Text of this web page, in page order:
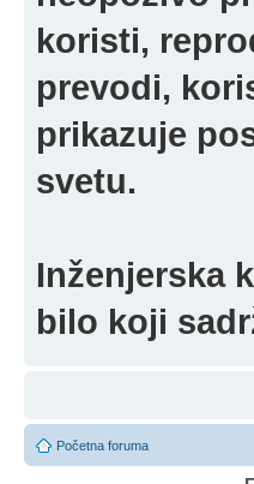
koristi,
prevodi,
prikazuje
svetu.
Inženjerska
bilo koji
Početna foruma